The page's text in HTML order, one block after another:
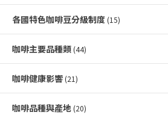
各國特色咖啡豆分級制度 (15)
咖啡主要品種類 (44)
咖啡健康影響 (21)
咖啡品種與產地 (20)